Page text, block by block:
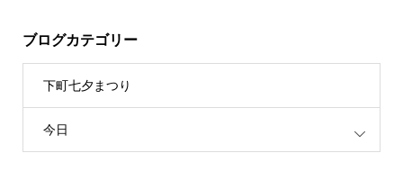
ブログカテゴリー
下町七夕まつり
今日